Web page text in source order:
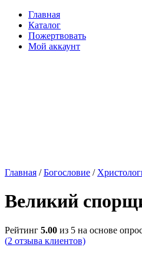
Главная
Каталог
Пожертвовать
Мой аккаунт
Главная /Богословие /
Великий
Рейтинг 5.00 из 5 на основе
(2 отзыва клиентов)